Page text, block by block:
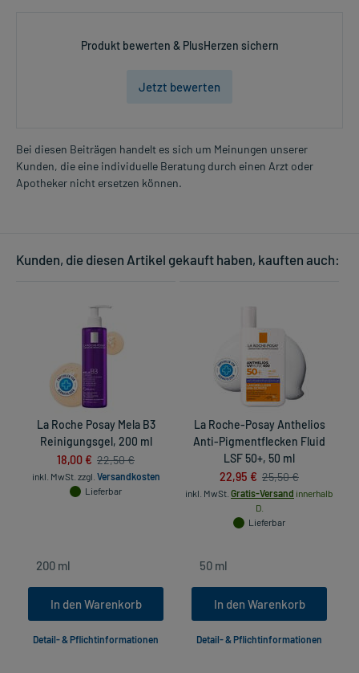
Produkt bewerten & PlusHerzen sichern
Jetzt bewerten
Bei diesen Beiträgen handelt es sich um Meinungen unserer
Kunden, die eine individuelle Beratung durch einen Arzt oder
Apotheker nicht ersetzen können.
Kunden, die diesen Artikel gekauft haben, kauften auch:
La Roche Posay Mela B3
Reinigungsgel, 200 ml
18,00 € 22,50 €
inkl. MwSt. zzgl. Versandkosten
Lieferbar
In den Warenkorb
Detail- & Pflichtinformationen
La Roche-Posay Anthelios
Anti-Pigmentflecken Fluid
LSF 50+, 50 ml
22,95 € 25,50 €
inkl. MwSt. Gratis-Versand innerhalb
D.
Lieferbar
In den Warenkorb
Detail- & Pflichtinformationen